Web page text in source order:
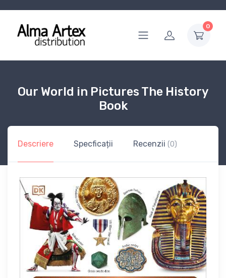
0
Our World in Pictures The History
Book
Descriere Specficații Recenzii (0)